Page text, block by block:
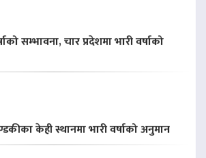
सम्भावना, चार प्रदेशमा भारी वर्षाको
केही स्थानमा भारी वर्षाको अनुमान